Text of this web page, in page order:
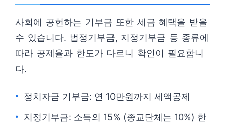
사회에 공헌하는 기부금 또한 세금 혜택을 받을
수 있습니다. 법정기부금, 지정기부금 등 종류에
따라 공제율과 한도가 다르니 확인이 필요합니
다.
정치자금 기부금: 연 10만원까지 세액공제
지정기부금: 소득의 15% (종교단체는 10%) 한